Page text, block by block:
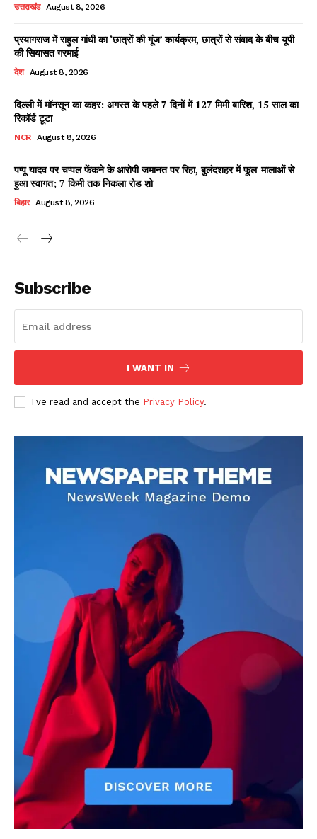
Facebook
X
Read Latest News on AIN
AIN NEWS 1
Contact Us
Privacy Policy
Terms of Use Agreement
Facebook
X WhatsApp
Share
उत्तराखंड August 8, 2026
प्रयागराज में राहुल गांधी का ‘छात्रों की गूंज’ कार्यक्रम, छात्रों से संवाद के बीच यूपी
की सियासत गरमाई
देश August 8, 2026
दिल्ली में मॉनसून का कहर: अगस्त के पहले 7 दिनों में 127 मिमी बारिश, 15 साल का
रिकॉर्ड टूटा
NCR August 8, 2026
पप्पू यादव पर चप्पल फेंकने के आरोपी जमानत पर रिहा, बुलंदशहर में फूल-मालाओं से
हुआ स्वागत; 7 किमी तक निकला रोड शो
बिहार August 8, 2026
Subscribe
I WANT IN
I've read and accept the Privacy Policy.